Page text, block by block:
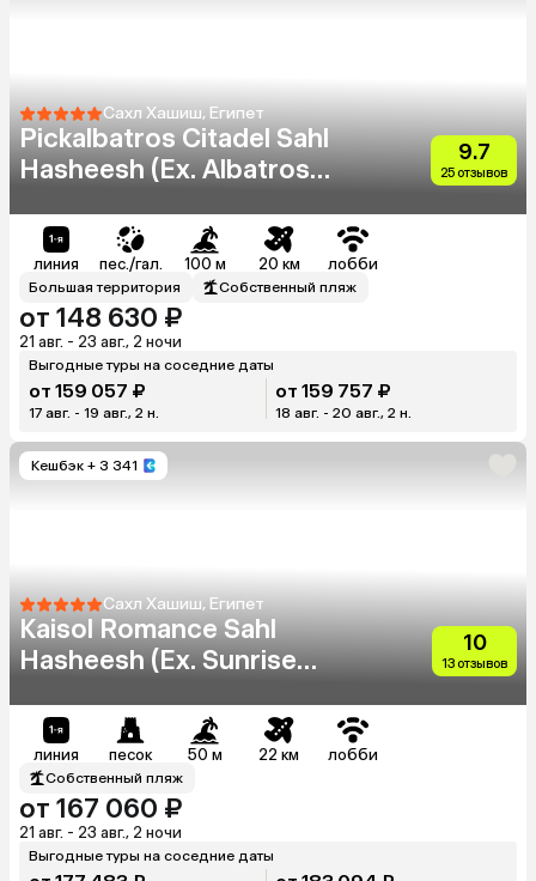
Сахл Хашиш, Египет
Pickalbatros Citadel Sahl
Hasheesh (Ex. Albatros
9.7
25 отзывов
линия пес./гал. 100 м 20 км лобби
Большая территория Собственный пляж
от 148 630 ₽
21 авг. - 23 авг., 2 ночи
Выгодные туры на соседние даты
от 159 057 ₽
17 авг. - 19 авг., 2 н.
от 159 757 ₽
18 авг. - 20 авг., 2 н.
Кешбэк + 3 341
Сахл Хашиш, Египет
Kaisol Romance Sahl
Hasheesh (Ex. Sunrise
Only 16+)
10
13 отзывов
линия песок 50 м 22 км лобби
Собственный пляж
от 167 060 ₽
21 авг. - 23 авг., 2 ночи
Выгодные туры на соседние даты